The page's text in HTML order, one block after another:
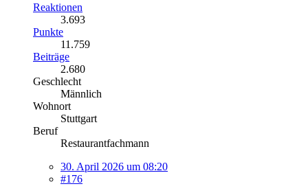
Reaktionen
3.693
Punkte
11.759
Beiträge
2.680
Geschlecht
Männlich
Wohnort
Stuttgart
Beruf
Restaurantfachmann
30. April 2026 um 08:20
#176